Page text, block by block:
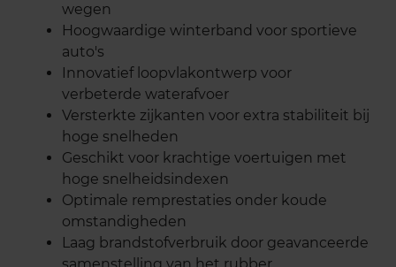
wegen
Hoogwaardige winterband voor sportieve
auto's
Innovatief loopvlakontwerp voor
verbeterde waterafvoer
Versterkte zijkanten voor extra stabiliteit bij
hoge snelheden
Geschikt voor krachtige voertuigen met
hoge snelheidsindexen
Optimale remprestaties onder koude
omstandigheden
Laag brandstofverbruik door geavanceerde